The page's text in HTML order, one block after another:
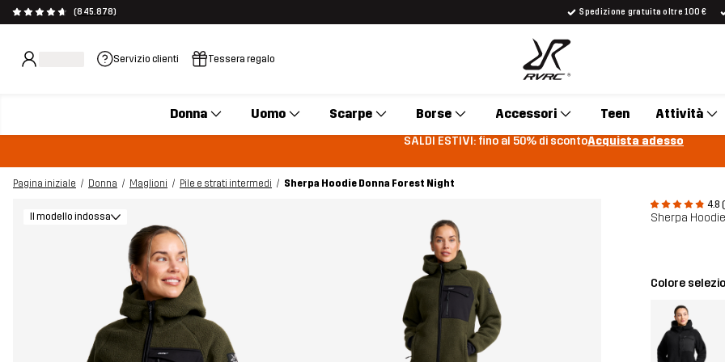
(845.878) Spedizione gratuita oltre 100 €
Servizio clienti Tessera regalo
Donna Uomo Scarpe Borse Accessori Teen Attività
SALDI ESTIVI: fino al 50% di scontoAcquista adesso
Pagina iniziale Donna Maglioni Pile e strati intermedi
Sherpa Hoodie Donna Forest Night
4.8
Sherpa
Il modello indossa
Colore